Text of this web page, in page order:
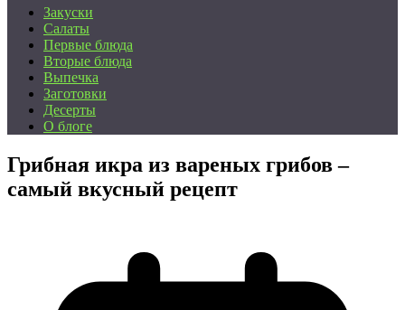
Закуски
Салаты
Первые блюда
Вторые блюда
Выпечка
Заготовки
Десерты
О блоге
Грибная икра из вареных грибов –
самый вкусный рецепт